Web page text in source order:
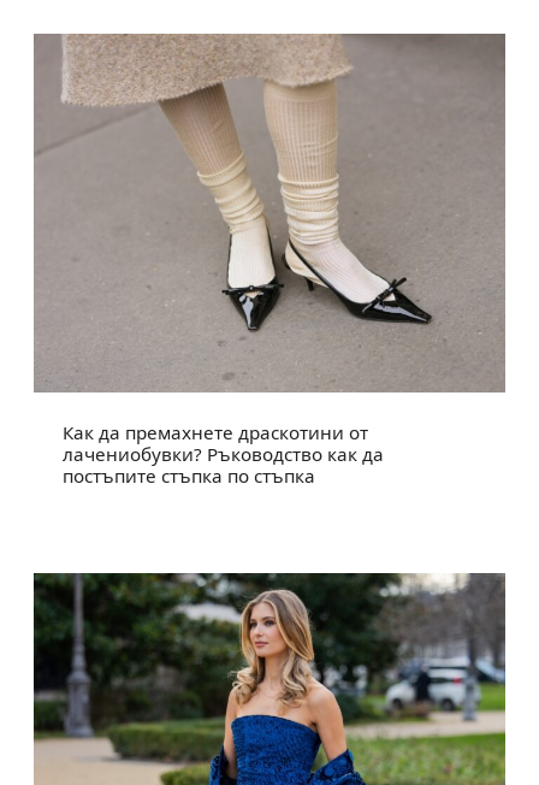
Как да премахнете драскотини от
лачениобувки? Ръководство как да
постъпите стъпка по стъпка